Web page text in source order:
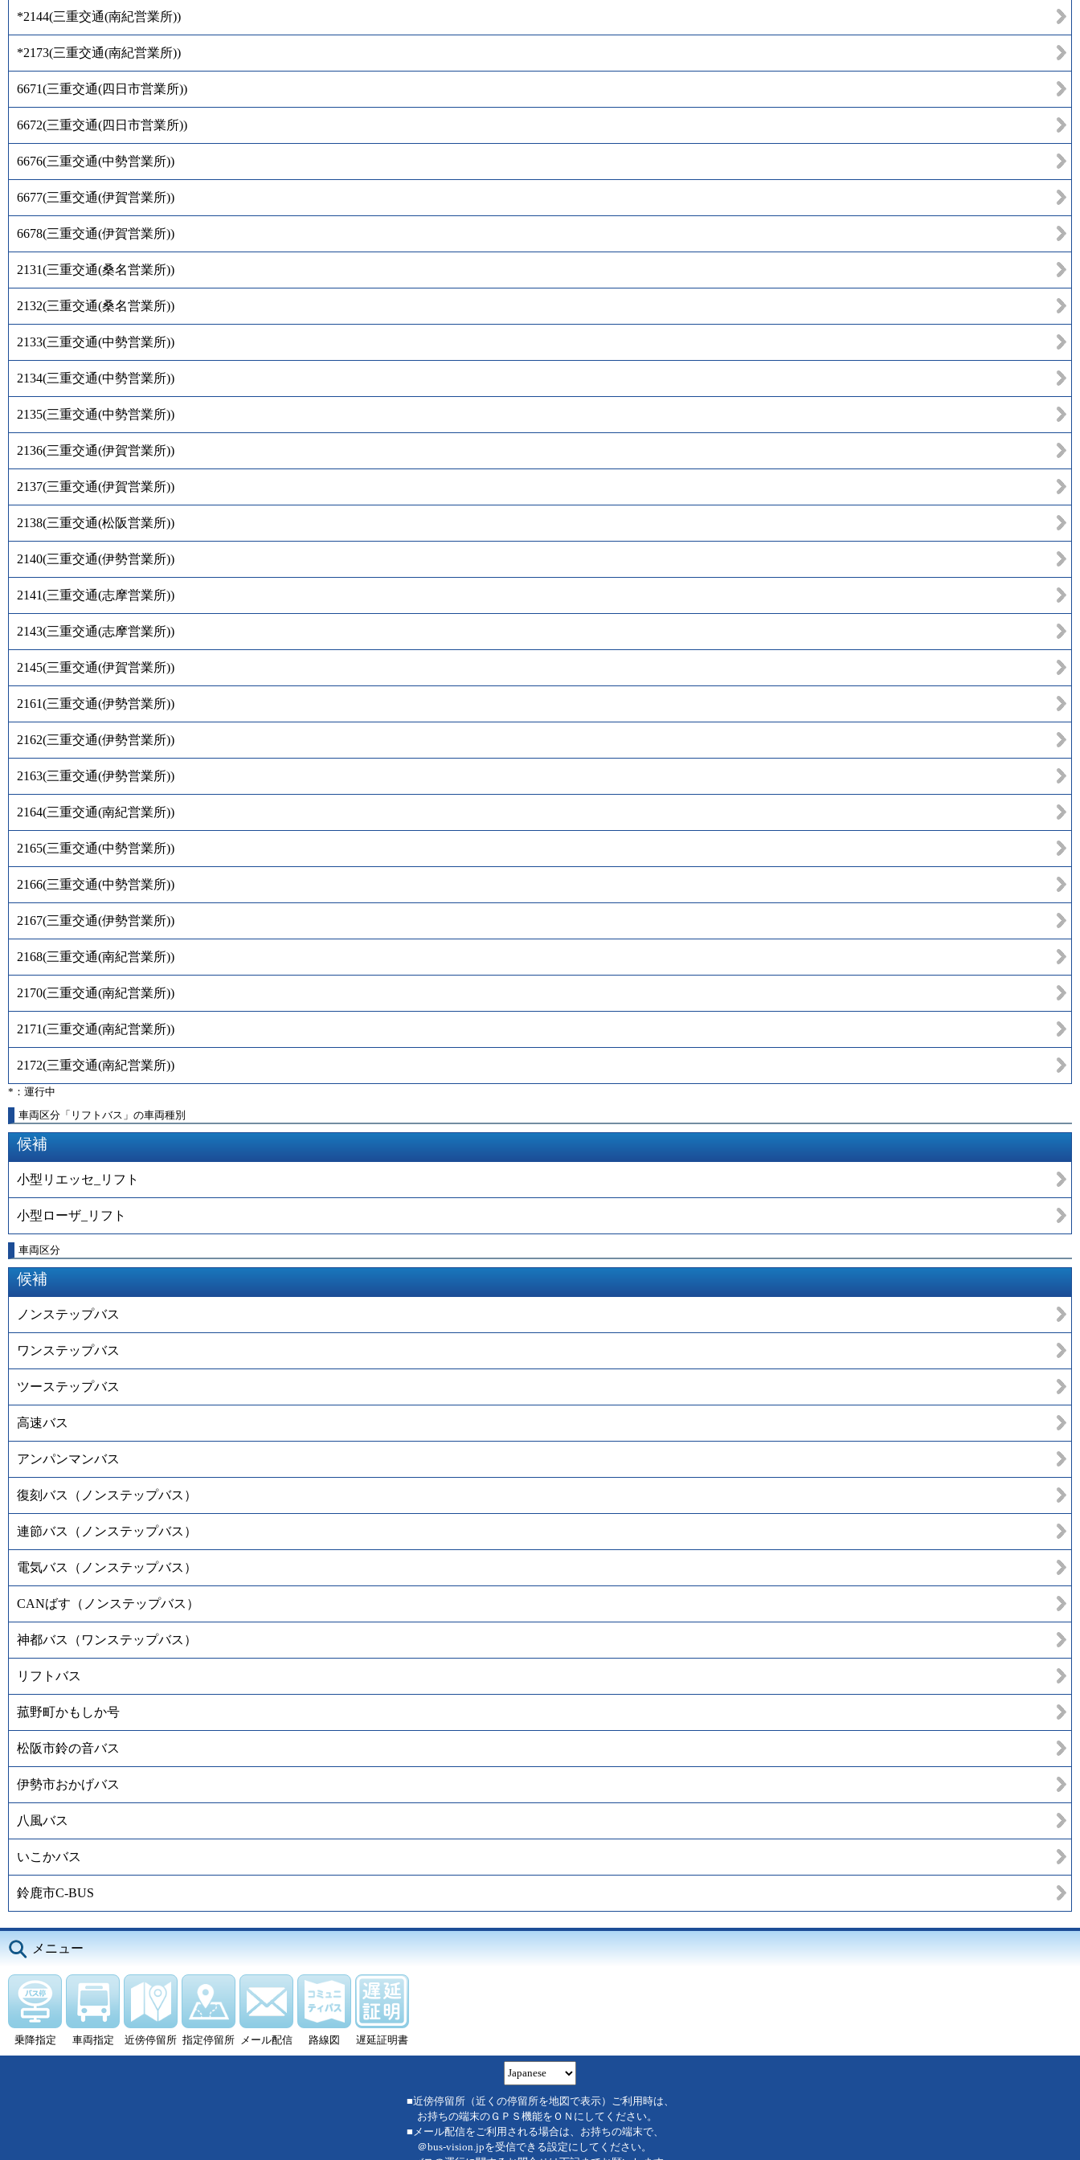
*2144(三重交通(南紀営業所))
*2173(三重交通(南紀営業所))
6671(三重交通(四日市営業所))
6672(三重交通(四日市営業所))
6676(三重交通(中勢営業所))
6677(三重交通(伊賀営業所))
6678(三重交通(伊賀営業所))
2131(三重交通(桑名営業所))
2132(三重交通(桑名営業所))
2133(三重交通(中勢営業所))
2134(三重交通(中勢営業所))
2135(三重交通(中勢営業所))
2136(三重交通(伊賀営業所))
2137(三重交通(伊賀営業所))
2138(三重交通(松阪営業所))
2140(三重交通(伊勢営業所))
2141(三重交通(志摩営業所))
2143(三重交通(志摩営業所))
2145(三重交通(伊賀営業所))
2161(三重交通(伊勢営業所))
2162(三重交通(伊勢営業所))
2163(三重交通(伊勢営業所))
2164(三重交通(南紀営業所))
2165(三重交通(中勢営業所))
2166(三重交通(中勢営業所))
2167(三重交通(伊勢営業所))
2168(三重交通(南紀営業所))
2170(三重交通(南紀営業所))
2171(三重交通(南紀営業所))
2172(三重交通(南紀営業所))
*：運行中
車両区分「リフトバス」の車両種別
候補
小型リエッセ_リフト
小型ローザ_リフト
車両区分
候補
ノンステップバス
ワンステップバス
ツーステップバス
高速バス
アンパンマンバス
復刻バス（ノンステップバス）
連節バス（ノンステップバス）
電気バス（ノンステップバス）
CANばす（ノンステップバス）
神都バス（ワンステップバス）
リフトバス
菰野町かもしか号
松阪市鈴の音バス
伊勢市おかげバス
八風バス
いこかバス
鈴鹿市C-BUS
メニュー
乗降指定 車両指定 近傍停留所 指定停留所 メール配信 路線図 遅延証明書
■近傍停留所（近くの停留所を地図で表示）ご利用時は、
お持ちの端末のＧＰＳ機能をＯＮにしてください。
■メール配信をご利用される場合は、お持ちの端末で、
＠bus-vision.jpを受信できる設定にしてください。